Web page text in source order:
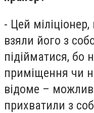
- Цей
взяли його з
підійматися, бо
приміщення чи
відоме –
прихватили з